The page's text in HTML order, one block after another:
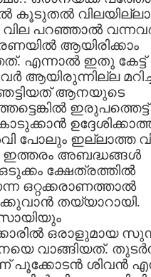
കൂടുതല്‍
വില പറഞ്ഞാല്‍
ആയിരിക്കാം
എന്നാല്‍ ഇതു കേട്ട്‌
ആയിരുന്നില്ല
ആനയുടെ
ഇരുപത്തെട്ട്‌
പോലും ഇല്ലാത്ത
അബദ്ധങ്ങള്‍
ഒടുക്കം ക്ഷേത്രത്തില്‍
ഒറ്റക്കരാണത്താല്‍
തയ്യാറായി.
ഒരാളുമായ
വാങ്ങിയത്‌.
പൂക്കോടന്‍ ശിവന്‍